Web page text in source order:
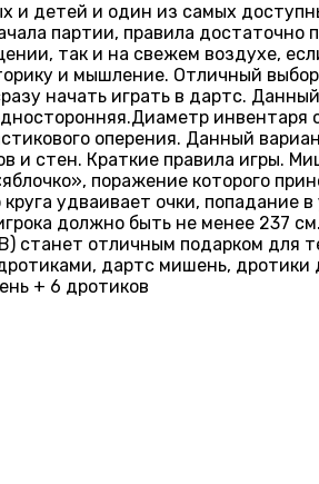
и детей и один из самых
партии, правила
так и на свежем воздухе,
и мышление. Отличный
начать играть в дартс.
оперения. Данный
и стен. Краткие правила игры.
поражение которого
удваивает очки,
должно быть не менее 237
станет отличным подарком
дартс мишень,
+ 6 дротиков